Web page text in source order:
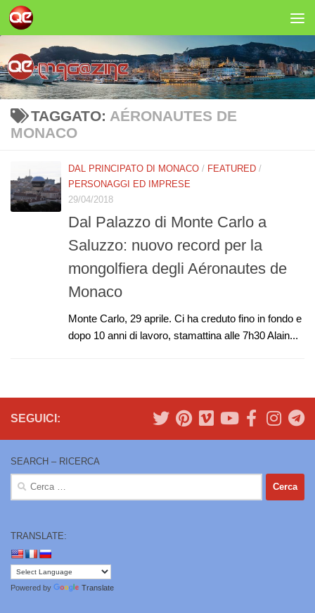
Salta al contenuto
TAGGATO: AÉRONAUTES DE
MONACO
DAL PRINCIPATO DI MONACO / FEATURED /
PERSONAGGI ED IMPRESE
29/04/2018
Dal Palazzo di Monte Carlo a
Saluzzo: nuovo record per la
mongolfiera degli Aéronautes de
Monaco
Monte Carlo, 29 aprile. Ci ha creduto fino in fondo e
dopo 10 anni di lavoro, stamattina alle 7h30 Alain...
SEGUICI:
SEARCH – RICERCA
Ricerca
TRANSLATE:
Powered by Translate